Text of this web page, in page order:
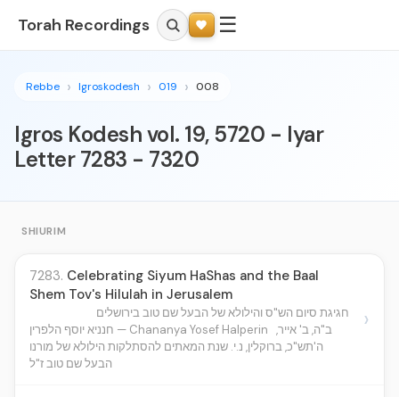
Torah Recordings ☰
Rebbe Igroskodesh 019 008
Igros Kodesh vol. 19, 5720 - Iyar
Letter 7283 - 7320
SHIURIM
7283. Celebrating Siyum HaShas and the Baal
Shem Tov's Hilulah in Jerusalem
חגיגת סיום הש"ס והילולא של הבעל שם טוב בירושלים
חנניא יוסף הלפרין — Chananya Yosef Halperin ב"ה, ב' אייר,
ה'תש"כ, ברוקלין, נ.י. שנת המאתים להסתלקות הילולא של מורנו
הבעל שם טוב ז"ל
›